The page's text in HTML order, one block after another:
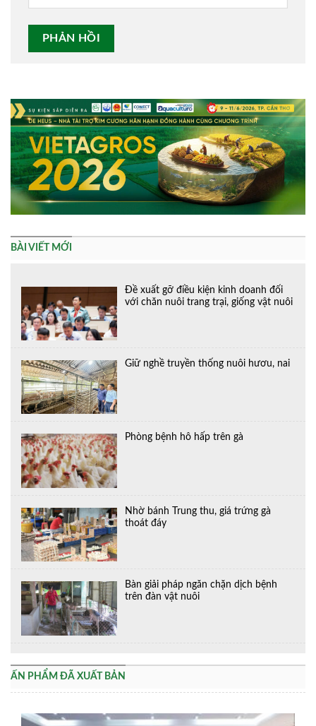
BÀI VIẾT MỚI
Đề xuất gỡ điều kiện kinh doanh đối
với chăn nuôi trang trại, giống vật nuôi
Giữ nghề truyền thống nuôi hươu, nai
Phòng bệnh hô hấp trên gà
Nhờ bánh Trung thu, giá trứng gà
thoát đáy
Bàn giải pháp ngăn chặn dịch bệnh
trên đàn vật nuôi
ẤN PHẨM ĐÃ XUẤT BẢN